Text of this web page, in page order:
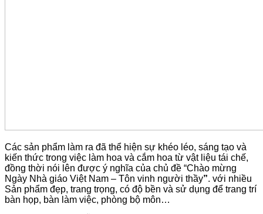
Các sản phẩm làm ra đã thể hiện sự khéo léo, sáng tạo và
kiến thức trong việc làm hoa và cắm hoa từ vật liệu tái chế,
đồng thời nói lên được ý nghĩa của chủ đề “Chào mừng
Ngày Nhà giáo Việt Nam – Tôn vinh người thầy”. với nhiều
Sản phẩm đẹp, trang trọng, có độ bền và sử dụng để trang trí
bàn họp, bàn làm việc, phòng bộ môn…